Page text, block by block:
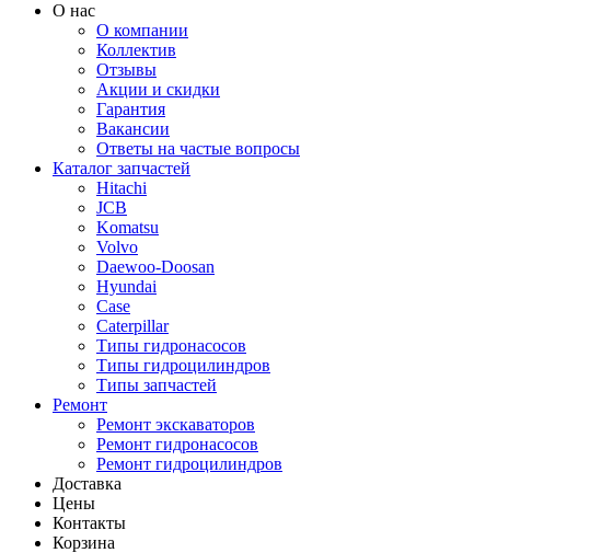
О нас
О компании
Коллектив
Отзывы
Акции и скидки
Гарантия
Вакансии
Ответы на частые вопросы
Каталог запчастей
Hitachi
JCB
Komatsu
Volvo
Daewoo-Doosan
Hyundai
Case
Caterpillar
Типы гидронасосов
Типы гидроцилиндров
Типы запчастей
Ремонт
Ремонт экскаваторов
Ремонт гидронасосов
Ремонт гидроцилиндров
Доставка
Цены
Контакты
Корзина